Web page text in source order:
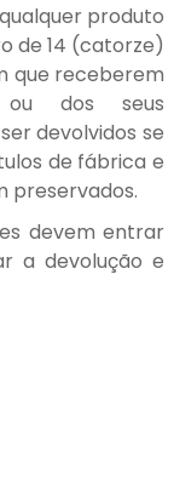
produto
de 14 (catorze)
que receberem
ou dos seus
devolvidos se
de fábrica e
preservados.
devem entrar
a devolução e